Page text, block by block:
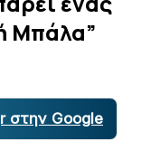
Μπάλα”
στην Google